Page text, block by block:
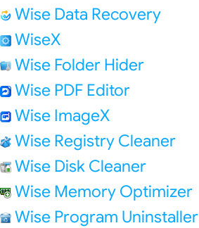
Wise Data Recovery
WiseX
Wise Folder Hider
Wise PDF Editor
Wise ImageX
Wise Registry Cleaner
Wise Disk Cleaner
Wise Memory Optimizer
Wise Program Uninstaller